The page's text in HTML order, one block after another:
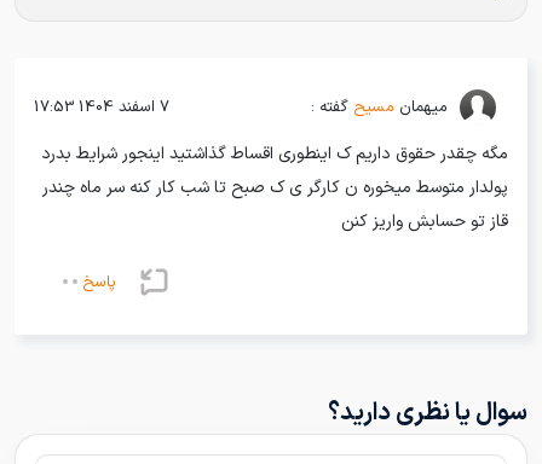
میهمان مسیح گفته : 7 اسفند 1404 17:53
مگه چقدر حقوق داریم ک اینطوری اقساط گذاشتید اینجور شرایط بدرد
پولدار متوسط میخوره ن کارگر ی ک صبح تا شب کار کنه سر ماه چندر
قاز تو حسابش واریز کنن
پاسخ
سوال یا نظری دارید؟